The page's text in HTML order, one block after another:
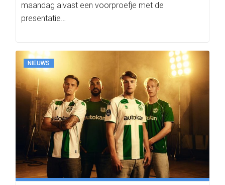
maandag alvast een voorproefje met de
presentatie…
NIEUWS